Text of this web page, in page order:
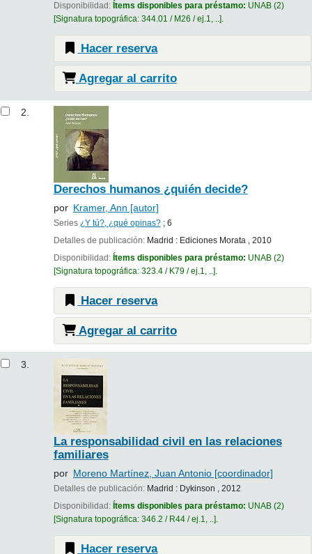
Disponibilidad: Ítems disponibles para préstamo: UNAB(2)
Signatura topográfica: 344.01 / M26 / ej.1, .. .
Hacer reserva
Agregar al carrito
2.
Derechos humanos ¿quién decide?
por Kramer, Ann [autor]
Series ¿Y tú?, ¿qué opinas?; 6
Detalles de publicación: Madrid : Ediciones Morata , 2010
Disponibilidad: Ítems disponibles para préstamo: UNAB(2)
Signatura topográfica: 323.4 / K79 / ej.1, .. .
Hacer reserva
Agregar al carrito
3.
La responsabilidad civil en las relaciones
familiares
por Moreno Martínez, Juan Antonio[coordinador]
Detalles de publicación: Madrid : Dykinson , 2012
Disponibilidad: Ítems disponibles para préstamo: UNAB(2)
Signatura topográfica: 346.2 / R44 / ej.1, .. .
Hacer reserva